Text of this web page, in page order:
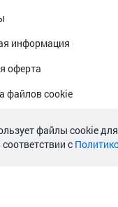
информация
оферта
файлов cookie
файлы cookie
с